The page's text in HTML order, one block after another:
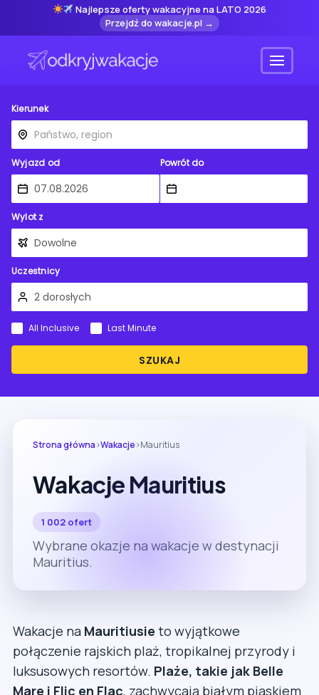
Najlepsze oferty wakacyjne na LATO 2026
Przejdź do wakacje.pl →
Menu
Kierunek
Wyjazd od Powrót do
Wylot z
Uczestnicy
SZUKAJ
All Inclusive Last Minute
Strona główna›Wakacje›Mauritius
Wakacje Mauritius
1 002 ofert
Wybrane okazje na wakacje w destynacji
Mauritius.
Wakacje na Mauritiusie to wyjątkowe
połączenie rajskich plaż, tropikalnej przyrody i
luksusowych resortów. Plaże, takie jak Belle
Mare i Flic en Flac, zachwycają białym piaskiem